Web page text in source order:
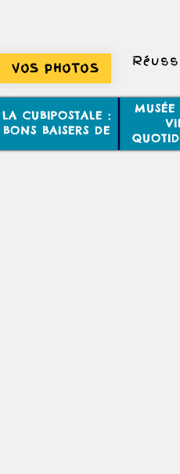
VOS PHOTOS
LA CUBIPOSTALE :
BONS BAISERS DE